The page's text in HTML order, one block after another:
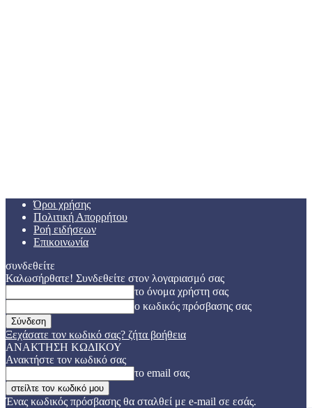
Όροι χρήσης
Πολιτική Απορρήτου
Ροή ειδήσεων
Επικοινωνία
συνδεθείτε
Καλωσήρθατε! Συνδεθείτε στον λογαριασμό σας
το όνομα χρήστη σας
ο κωδικός πρόσβασης σας
Ξεχάσατε τον κωδικό σας? ζήτα βοήθεια
ΑΝΑΚΤΗΣΗ ΚΩΔΙΚΟΥ
Ανακτήστε τον κωδικό σας
το email σας
Ένας κωδικός πρόσβασης θα σταλθεί με e-mail σε εσάς.